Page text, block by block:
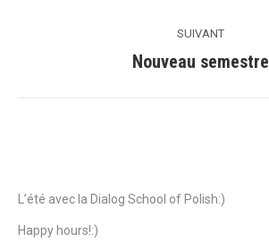
commentaireSUIVANT
Suivant
Nouveau semestre
L’été avec la Dialog School of Polish:)
Happy hours!:)